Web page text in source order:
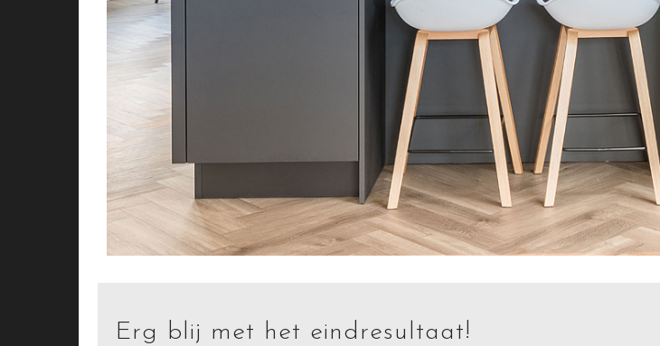
Erg blij met het eindresultaat!